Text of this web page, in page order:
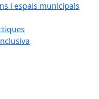
i espais municipals